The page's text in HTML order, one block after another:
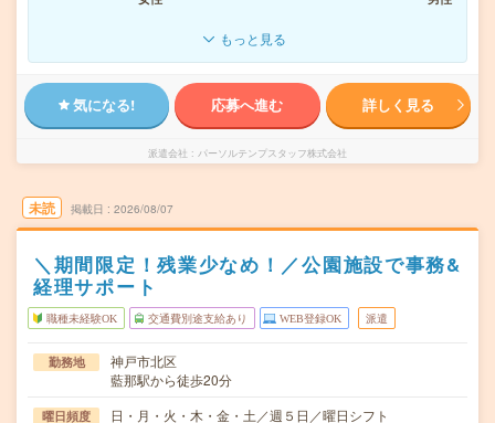
もっと見る
気になる! 応募へ進む 詳しく見る
派遣会社 パーソルテンプスタッフ株式会社
未読 掲載日 2026/08/07
＼期間限定！残業少なめ！／公園施設で事務&
経理サポート
職種未経験OK 交通費別途支給あり WEB登録OK 派遣
勤務地
神戸市北区
藍那駅から徒歩20分
曜日頻度 日・月・火・木・金・土／週５日／曜日シフト